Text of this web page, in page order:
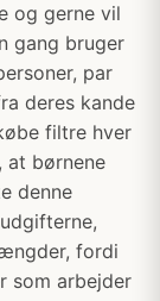
og gerne vil
gang bruger
par
deres kande
filtre hver
at børnene
denne
fordi
som arbejder